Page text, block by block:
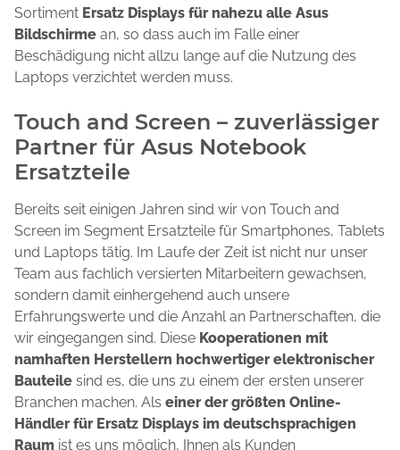
Sortiment Ersatz Displays für nahezu alle Asus
Bildschirme an, so dass auch im Falle einer
Beschädigung nicht allzu lange auf die Nutzung des
Laptops verzichtet werden muss.
Touch and Screen – zuverlässiger
Partner für Asus Notebook
Ersatzteile
Bereits seit einigen Jahren sind wir von Touch and
Screen im Segment Ersatzteile für Smartphones, Tablets
und Laptops tätig. Im Laufe der Zeit ist nicht nur unser
Team aus fachlich versierten Mitarbeitern gewachsen,
sondern damit einhergehend auch unsere
Erfahrungswerte und die Anzahl an Partnerschaften, die
wir eingegangen sind. Diese Kooperationen mit
namhaften Herstellern hochwertiger elektronischer
Bauteile sind es, die uns zu einem der ersten unserer
Branchen machen. Als einer der größten Online-
Händler für Ersatz Displays im deutschsprachigen
Raum ist es uns möglich, Ihnen als Kunden